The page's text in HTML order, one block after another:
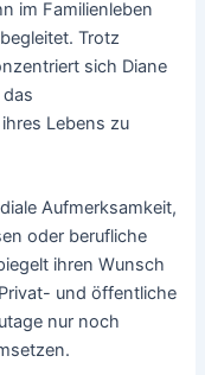
im Familienleben
Trotz
sich Diane
Lebens zu
Aufmerksamkeit,
oder berufliche
ihren Wunsch
und öffentliche
nur noch